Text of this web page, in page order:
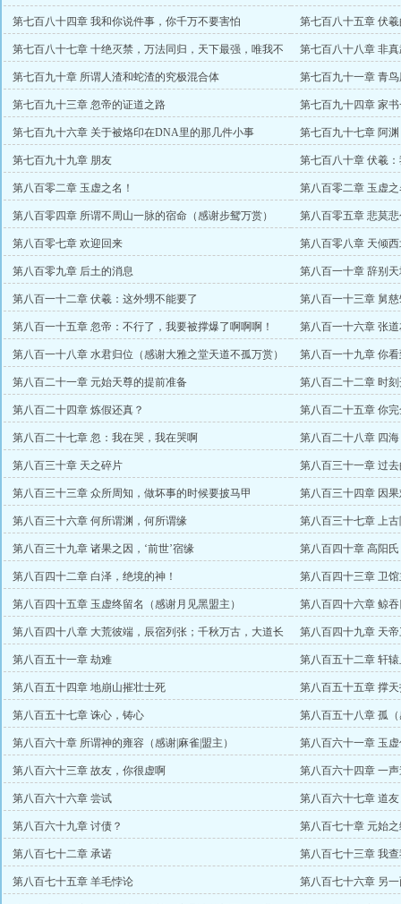
第七百八十四章 我和你说件事，你千万不要害怕 第七百八十五章 伏
第七百八十七章 十绝灭禁，万法同归，天下最强，唯我不
周！
第七百八十八章 非
第七百九十章 所谓人渣和蛇渣的究极混合体 第七百九十一章 青
第七百九十三章 忽帝的证道之路 第七百九十四章 家
第七百九十六章 关于被烙印在DNA里的那几件小事 第七百九十七章 阿
第七百九十九章 朋友 第七百八十章 伏羲
第八百零二章 玉虚之名！ 第八百零二章 玉虚
第八百零四章 所谓不周山一脉的宿命（感谢步鸳万赏） 第八百零五章 悲莫
第八百零七章 欢迎回来 第八百零八章 天倾
第八百零九章 后土的消息 第八百一十章 辞别天
第八百一十二章 伏羲：这外甥不能要了 第八百一十三章 舅
第八百一十五章 忽帝：不行了，我要被撑爆了啊啊啊！ 第八百一十六章 张
第八百一十八章 水君归位（感谢大雅之堂天道不孤万赏） 第八百一十九章 你
第八百二十一章 元始天尊的提前准备 第八百二十二章 时
第八百二十四章 炼假还真？ 第八百二十五章 你
第八百二十七章 忽：我在哭，我在哭啊 第八百二十八章 四
第八百三十章 天之碎片 第八百三十一章 过
第八百三十三章 众所周知，做坏事的时候要披马甲 第八百三十四章 因
第八百三十六章 何所谓渊，何所谓缘 第八百三十七章 上
第八百三十九章 诸果之因，‘前世’宿缘 第八百四十章 高阳氏
第八百四十二章 白泽，绝境的神！ 第八百四十三章 卫
第八百四十五章 玉虚终留名（感谢月见黑盟主）
第八百四十六章 鲸
秋
第八百四十八章 大荒彼端，辰宿列张；千秋万古，大道长
存
第八百四十九章 天
第八百五十一章 劫难 第八百五十二章 轩辕
第八百五十四章 地崩山摧壮士死 第八百五十五章 撑
第八百五十七章 诛心，铸心 第八百五十八章 孤
第八百六十章 所谓神的雍容（感谢|麻雀|盟主） 第八百六十一章 玉
第八百六十三章 故友，你很虚啊 第八百六十四章 一
第八百六十六章 尝试 第八百六十七章 道
第八百六十九章 讨债？ 第八百七十章 元始
第八百七十二章 承诺 第八百七十三章 我
第八百七十五章 羊毛悖论 第八百七十六章 另一